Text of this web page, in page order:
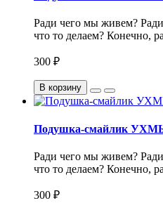
Ради чего мы живем?
что то делаем?
300 ₽
В корзину
Подушка-смайлик
Ради чего мы живем?
что то делаем?
300 ₽